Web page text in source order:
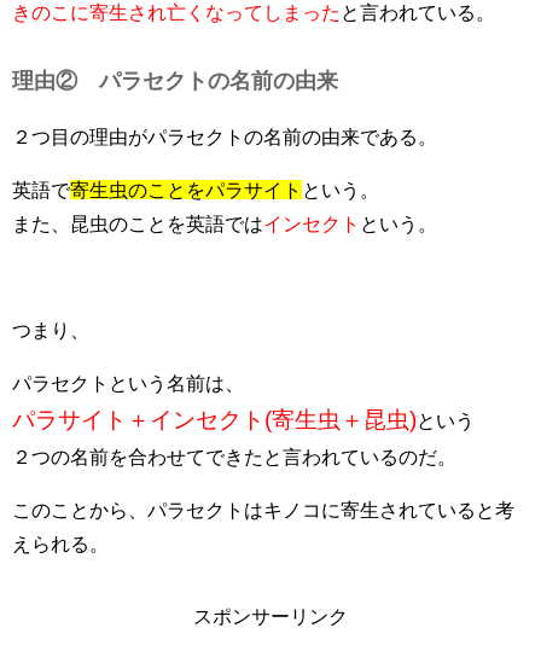
きのこに寄生され亡くなってしまった と言われている。
理由② パラセクトの名前の由来
２つ目の理由がパラセクトの名前の由来である。
英語で寄生虫のことをパラサイト という。
また、昆虫のことを英語ではインセクト という。
つまり、
パラセクトという名前は、
パラサイト＋インセクト(寄生虫＋昆虫)という
２つの名前を合わせてできたと言われているのだ。
このことから、パラセクトはキノコに寄生されていると考
えられる。
スポンサーリンク